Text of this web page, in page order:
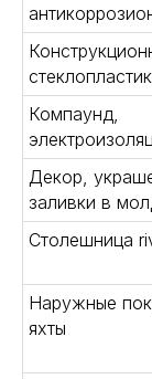
стеклопластик
Компаунд,
Декор,
заливки в
Столешница
Наружные
яхты